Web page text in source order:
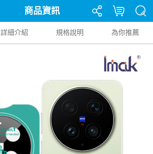
商品資訊
詳細介紹 規格說明 為你推薦